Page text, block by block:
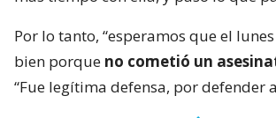
Por lo tanto, “esperamos que el
bien porque no cometió un
“Fue legítima defensa, por defender